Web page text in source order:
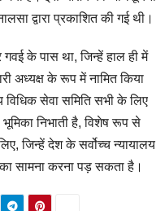
द्वारा प्रकाशित की गई थी।
के पास था, जिन्हें हाल ही में
अध्यक्ष के रूप में नामित किया
विधिक सेवा समिति सभी के लिए
निभाती है, विशेष रूप से
जिन्हें देश के सर्वोच्च न्यायालय
सामना करना पड़ सकता है।